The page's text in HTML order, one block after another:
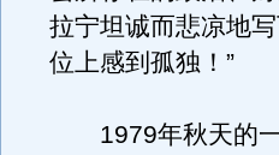
拉宁坦诚而悲凉地
位上感到孤独！”
1979年秋天的一